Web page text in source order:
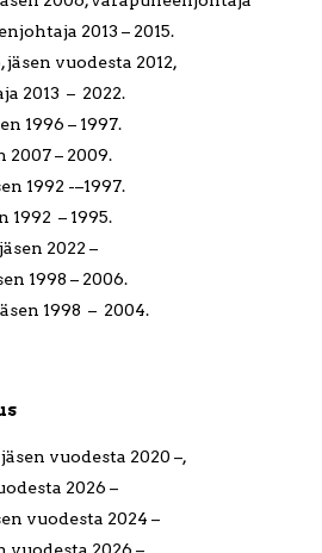
2013 – 2015.
vuodesta 2012,
2013 – 2022.
1996 – 1997.
2007 – 2009.
1992 -–1997.
1992 – 1995.
2022 –
1998 – 2006.
1998 – 2004.
vuodesta 2020 –,
2026 –
vuodesta 2024 –